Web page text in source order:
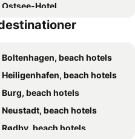
Ostsee-Hotel
Fehmarn-Sonne-Meer
Boltenhagen, beach hotels
Heiligenhafen, beach hotels
Burg, beach hotels
Neustadt, beach hotels
Rødby, beach hotels